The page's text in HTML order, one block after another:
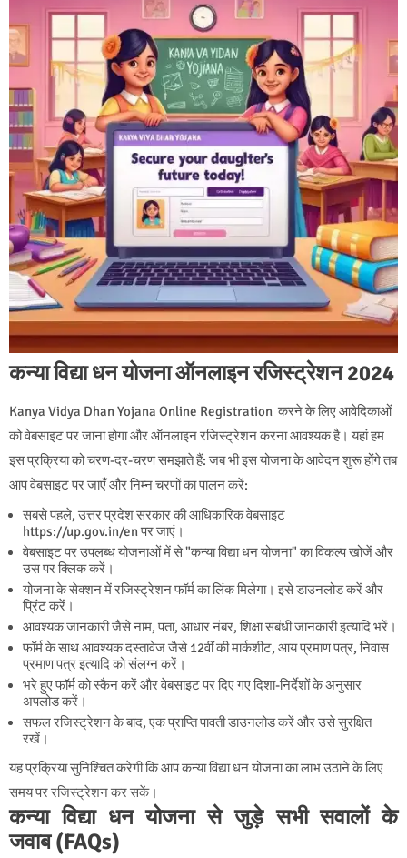
कन्या विद्या धन योजना ऑनलाइन रजिस्ट्रेशन 2024
Kanya Vidya Dhan Yojana Online Registration करने के लिए आवेदिकाओं
को वेबसाइट पर जाना होगा और ऑनलाइन रजिस्ट्रेशन करना आवश्यक है। यहां हम
इस प्रक्रिया को चरण-दर-चरण समझाते हैं: जब भी इस योजना के आवेदन शुरू होंगे तब
आप वेबसाइट पर जाएँ और निम्न चरणों का पालन करें:
सबसे पहले, उत्तर प्रदेश सरकार की आधिकारिक वेबसाइट
https://up.gov.in/en पर जाएं।
वेबसाइट पर उपलब्ध योजनाओं में से "कन्या विद्या धन योजना" का विकल्प खोजें और
उस पर क्लिक करें।
योजना के सेक्शन में रजिस्ट्रेशन फॉर्म का लिंक मिलेगा। इसे डाउनलोड करें और
प्रिंट करें।
आवश्यक जानकारी जैसे नाम, पता, आधार नंबर, शिक्षा संबंधी जानकारी इत्यादि भरें।
फॉर्म के साथ आवश्यक दस्तावेज जैसे 12वीं की मार्कशीट, आय प्रमाण पत्र, निवास
प्रमाण पत्र इत्यादि को संलग्न करें।
भरे हुए फॉर्म को स्कैन करें और वेबसाइट पर दिए गए दिशा-निर्देशों के अनुसार
अपलोड करें।
सफल रजिस्ट्रेशन के बाद, एक प्राप्ति पावती डाउनलोड करें और उसे सुरक्षित
रखें।
यह प्रक्रिया सुनिश्चित करेगी कि आप कन्या विद्या धन योजना का लाभ उठाने के लिए
समय पर रजिस्ट्रेशन कर सकें।
कन्या विद्या धन योजना से जुड़े सभी सवालों के
जवाब(FAQs)